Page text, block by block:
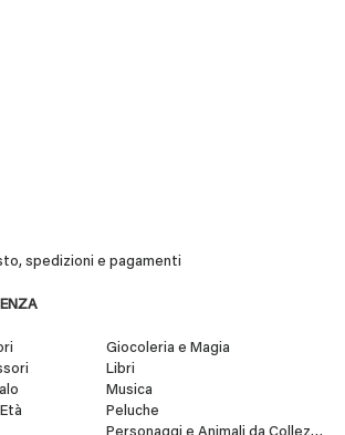
spedizioni e pagamenti
Giocoleria e Magia
Libri
Musica
Peluche
Personaggi e Animali da Collezione